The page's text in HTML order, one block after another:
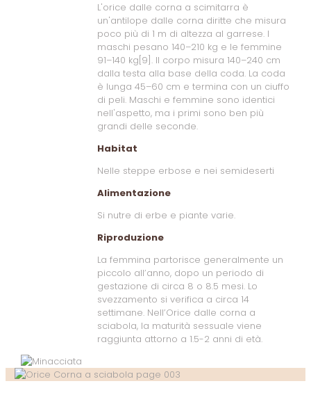
L'orice dalle corna a scimitarra è
un'antilope dalle corna diritte che misura
poco più di 1 m di altezza al garrese. I
maschi pesano 140–210 kg e le femmine
91–140 kg[9]. Il corpo misura 140–240 cm
dalla testa alla base della coda. La coda
è lunga 45–60 cm e termina con un ciuffo
di peli. Maschi e femmine sono identici
nell'aspetto, ma i primi sono ben più
grandi delle seconde.
Habitat
Nelle steppe erbose e nei semideserti
Alimentazione
Si nutre di erbe e piante varie.
Riproduzione
La femmina partorisce generalmente un
piccolo all’anno, dopo un periodo di
gestazione di circa 8 o 8.5 mesi. Lo
svezzamento si verifica a circa 14
settimane. Nell’Orice dalle corna a
sciabola, la maturità sessuale viene
raggiunta attorno a 1.5-2 anni di età.